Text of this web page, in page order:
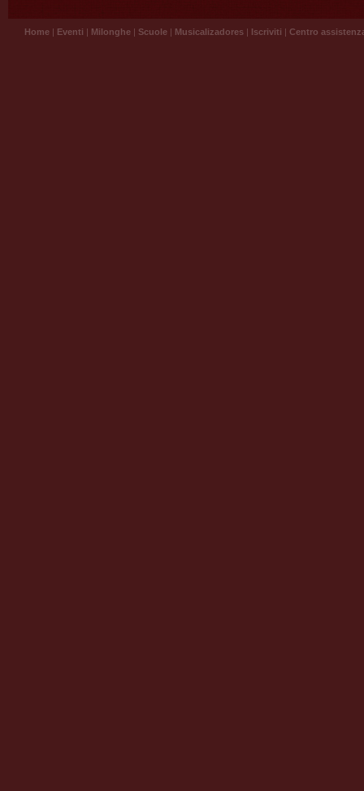
Home | Eventi | Milonghe | Scuole | Musicalizadores | Iscriviti | Centro